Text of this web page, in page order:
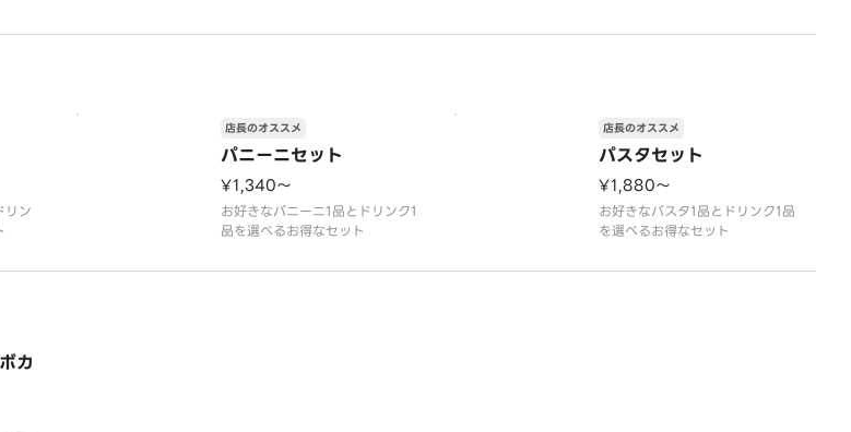
「マンゴーの王様」と呼ばれるイ
ィーの華やかな味わいの中に、
リン
パニーニセット
店長のオススメ
¥1,340〜
お好きなパニーニ1品とドリンク1
品を選べるお得なセット
パスタセット
店長のオススメ
¥1,880〜
お好きなパスタ1品とドリンク1品
を選べるお得なセット
カ